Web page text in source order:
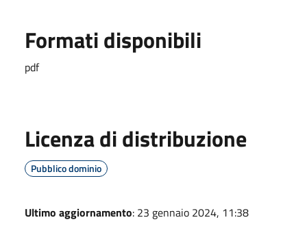
Formati disponibili
pdf
Licenza di distribuzione
Pubblico dominio
Ultimo aggiornamento: 23 gennaio 2024, 11:38